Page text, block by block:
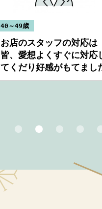
40～49歳
お店のスタッフの対応は
皆、愛想よくすぐに対応
てくだり好感がもてまし